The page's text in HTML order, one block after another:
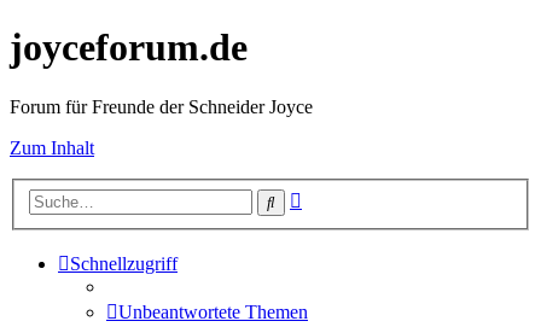
joyceforum.de
Forum für Freunde der Schneider Joyce
Zum Inhalt
Suche
Schnellzugriff
Unbeantwortete Themen